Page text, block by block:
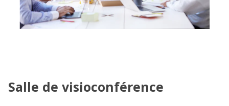
Salle de visioconférence